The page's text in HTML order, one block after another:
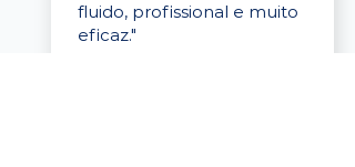
fluido, profissional e muito
eficaz."